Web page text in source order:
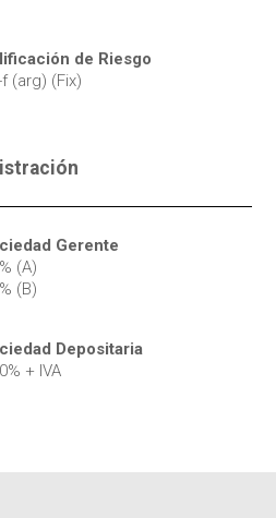
de Riesgo
f (arg) (Fix)
Gerente
(A)
(B)
Depositaria
+ IVA